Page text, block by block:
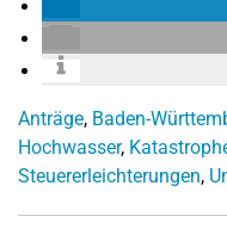
Anträge, Baden-
Hochwasser,
Steuererleichterungen,